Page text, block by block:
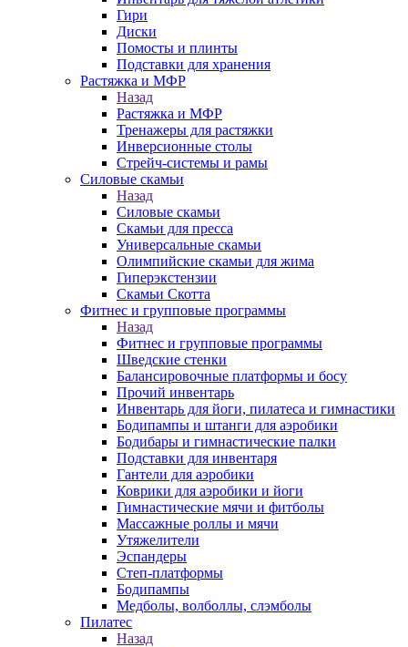
Гири
Диски
Помосты и плинты
Подставки для хранения
Растяжка и МФР
Назад
Растяжка и МФР
Тренажеры для растяжки
Инверсионные столы
Стрейч-системы и рамы
Силовые скамьи
Назад
Силовые скамьи
Скамьи для пресса
Универсальные скамьи
Олимпийские скамьи для жима
Гиперэкстензии
Скамьи Скотта
Фитнес и групповые программы
Назад
Фитнес и групповые программы
Шведские стенки
Балансировочные платформы и босу
Прочий инвентарь
Инвентарь для йоги, пилатеса и гимнастики
Бодипампы и штанги для аэробики
Бодибары и гимнастические палки
Подставки для инвентаря
Гантели для аэробики
Коврики для аэробики и йоги
Гимнастические мячи и фитболы
Массажные роллы и мячи
Утяжелители
Эспандеры
Степ-платформы
Бодипампы
Медболы, волболлы, слэмболы
Пилатес
Назад